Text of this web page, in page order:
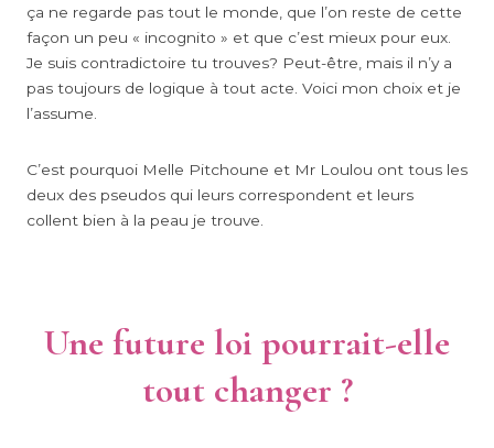
ça ne regarde pas tout le monde, que l’on reste de cette
façon un peu « incognito » et que c’est mieux pour eux.
Je suis contradictoire tu trouves? Peut-être, mais il n’y a
pas toujours de logique à tout acte. Voici mon choix et je
l’assume.
C’est pourquoi Melle Pitchoune et Mr Loulou ont tous les
deux des pseudos qui leurs correspondent et leurs
collent bien à la peau je trouve.
Une future loi pourrait-elle
tout changer ?